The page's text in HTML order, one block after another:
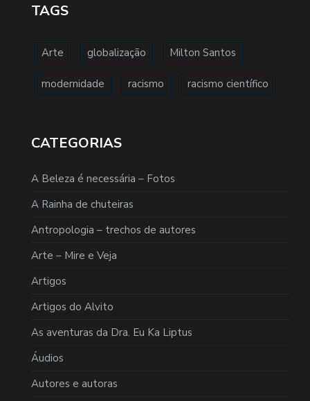
TAGS
Arte globalização Milton Santos
modernidade racismo racismo científico
CATEGORIAS
A Beleza é necessária – Fotos
A Rainha de chuteiras
Antropologia – trechos de autores
Arte – Mire e Veja
Artigos
Artigos do Alvito
As aventuras da Dra. Eu Ka Liptus
Áudios
Autores e autoras